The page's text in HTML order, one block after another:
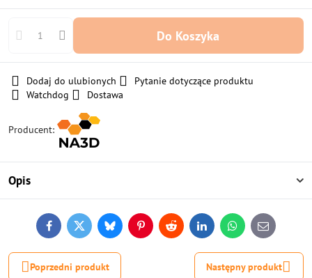
Do Koszyka
Dodaj do ulubionych
Pytanie dotyczące produktu
Watchdog
Dostawa
Producent:
Opis
FacebookTwitterBlueskyPinterestReddit LinkedInWhatsApp
E-
mail
Poprzedni produkt Następny produkt